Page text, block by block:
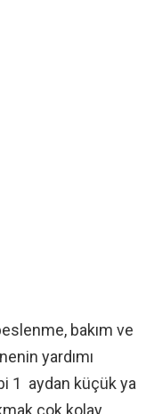
bakım ve
yardımı
1 aydan küçük ya
çok kolay